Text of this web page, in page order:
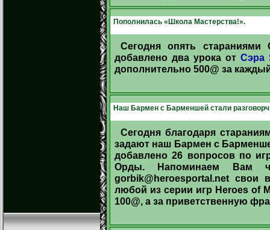
Пополнилась «Школа Мастерства!».
Сегодня опять
добавлено два урока от Сэра
дополнительно 500@ за
Наш Бармен с Барменшей стали
Сегодня благодаря
задают наш Бармен с
добавлено 26 вопросов по
Орды. Напоминаем Вам
gorbik@heroesportal.net свои
любой из серии игр Heroes of
100@, а за приветственную